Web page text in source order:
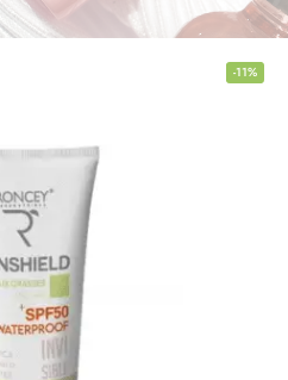
-11%